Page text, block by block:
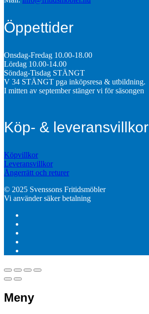
Öppettider
Onsdag-Fredag 10.00-18.00
Lördag 10.00-14.00
Söndag-Tisdag STÄNGT
V 34 STÄNGT pga inköpsresa & utbildning.
I mitten av september stänger vi för säsongen
Köp- & leveransvillkor
Köpvillkor
Leveransvillkor
Ångerrätt och returer
© 2025 Svenssons Fritidsmöbler
Vi använder säker betalning
Meny